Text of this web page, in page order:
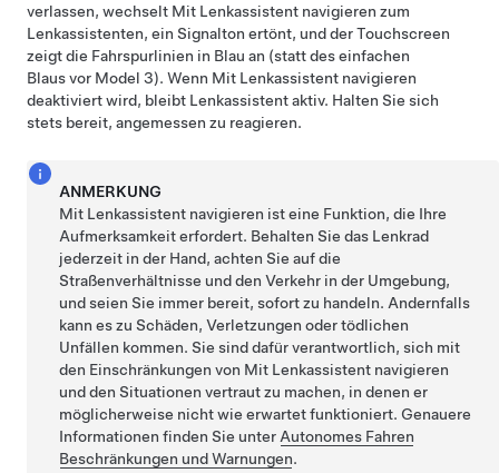
verlassen, wechselt Mit Lenkassistent navigieren zum
Lenkassistenten, ein Signalton ertönt, und derTouchscreen
zeigt die Fahrspurlinien in Blau an (statt des einfachen
Blaus vor Model 3). Wenn Mit Lenkassistent navigieren
deaktiviert wird, bleibt Lenkassistentaktiv. Halten Sie sich
stets bereit, angemessen zu reagieren.
ANMERKUNG
Mit Lenkassistent navigieren ist eine Funktion, die Ihre
Aufmerksamkeit erfordert. Behalten Sie das Lenkrad
jederzeit in der Hand, achten Sie auf die
Straßenverhältnisse und den Verkehr in der Umgebung,
und seien Sie immer bereit, sofort zu handeln. Andernfalls
kann es zu Schäden, Verletzungen oder tödlichen
Unfällen kommen. Sie sind dafür verantwortlich, sich mit
den Einschränkungen von Mit Lenkassistent navigieren
und den Situationen vertraut zu machen, in denen er
möglicherweise nicht wie erwartet funktioniert. Genauere
Informationen finden Sie unter Autonomes Fahren
Beschränkungen und Warnungen.